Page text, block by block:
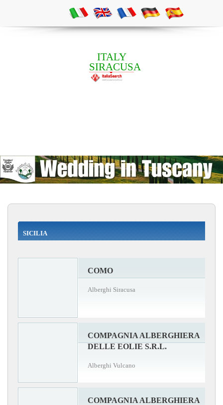
ITALY
SIRACUSA
SICILIA
COMO
Alberghi Siracusa
COMPAGNIA ALBERGHIERA
DELLE EOLIE S.R.L.
Alberghi Vulcano
COMPAGNIA ALBERGHIERA